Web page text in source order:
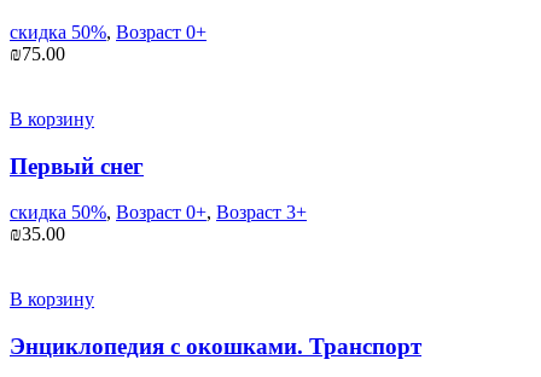
скидка 50%, Возраст 0+
₪75.00
В корзину
Первый снег
скидка 50%, Возраст 0+, Возраст 3+
₪35.00
В корзину
Энциклопедия с окошками. Транспорт